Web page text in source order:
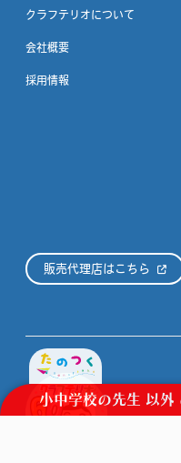
クラフテリオについて
会社概要
採用情報
販売代理店はこちら
小中学校の先生 以外